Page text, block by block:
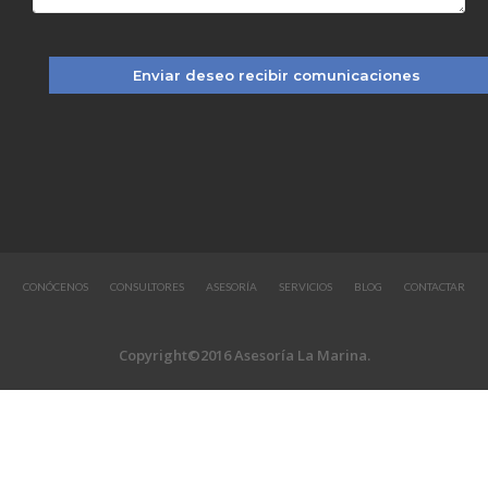
CONÓCENOS CONSULTORES ASESORÍA SERVICIOS BLOG CONTACTAR
Copyright©2016 Asesoría La Marina.